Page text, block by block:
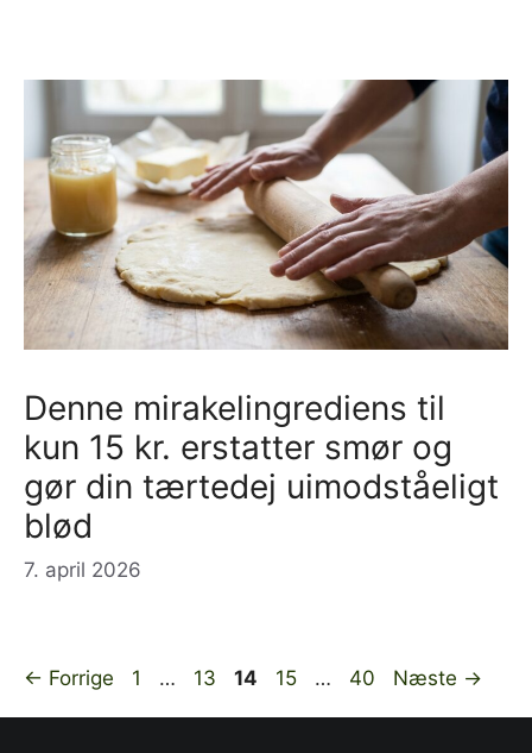
Denne mirakelingrediens til
kun 15 kr. erstatter smør og
gør din tærtedej uimodståeligt
blød
7. april 2026
← Forrige Side
1 … Side
13 Side
14 Side
15 … Side
40 Næste →